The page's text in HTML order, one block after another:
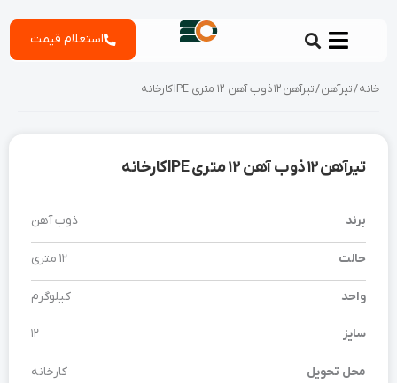
استعلام قیمت
خانه/تیرآهن/ تیرآهن 12 ذوب آهن 12 متری IPE کارخانه
تیرآهن 12 ذوب آهن 12 متری IPE کارخانه
برند ذوب آهن
حالت 12 متری
واحد کیلوگرم
سایز 12
محل تحویل کارخانه